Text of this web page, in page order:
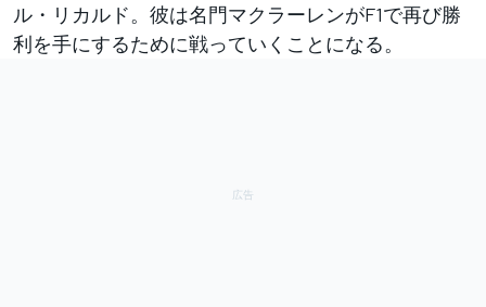
ル・リカルド。彼は名門マクラーレンがF1で再び勝
利を手にするために戦っていくことになる。